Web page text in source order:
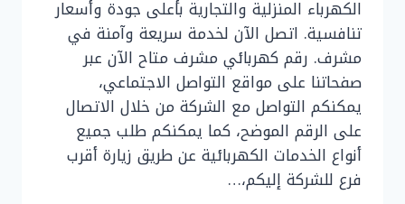
الكهرباء المنزلية والتجارية بأعلى جودة وأسعار
تنافسية. اتصل الآن لخدمة سريعة وآمنة في
مشرف. رقم كهربائي مشرف متاح الآن عبر
صفحاتنا على مواقع التواصل الاجتماعي،
يمكنكم التواصل مع الشركة من خلال الاتصال
على الرقم الموضح، كما يمكنكم طلب جميع
أنواع الخدمات الكهربائية عن طريق زيارة أقرب
فرع للشركة إليكم،…